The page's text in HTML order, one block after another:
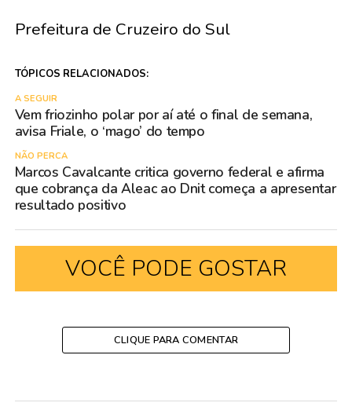
Prefeitura de Cruzeiro do Sul
TÓPICOS RELACIONADOS:
A SEGUIR
Vem friozinho polar por aí até o final de semana,
avisa Friale, o ‘mago’ do tempo
NÃO PERCA
Marcos Cavalcante critica governo federal e afirma
que cobrança da Aleac ao Dnit começa a apresentar
resultado positivo
VOCÊ PODE GOSTAR
CLIQUE PARA COMENTAR